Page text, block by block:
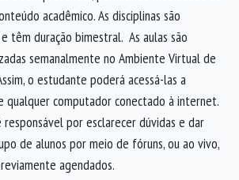
acadêmico. As disciplinas são
têm duração bimestral. As aulas são
semanalmente no Ambiente Virtual de
o estudante poderá acessá-las a
qualquer computador conectado à internet.
por esclarecer dúvidas e dar
de alunos por meio de fóruns, ou ao vivo,
agendados.